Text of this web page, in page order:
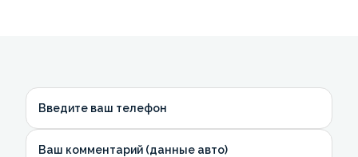
Введите ваш телефон
Ваш комментарий (данные авто)